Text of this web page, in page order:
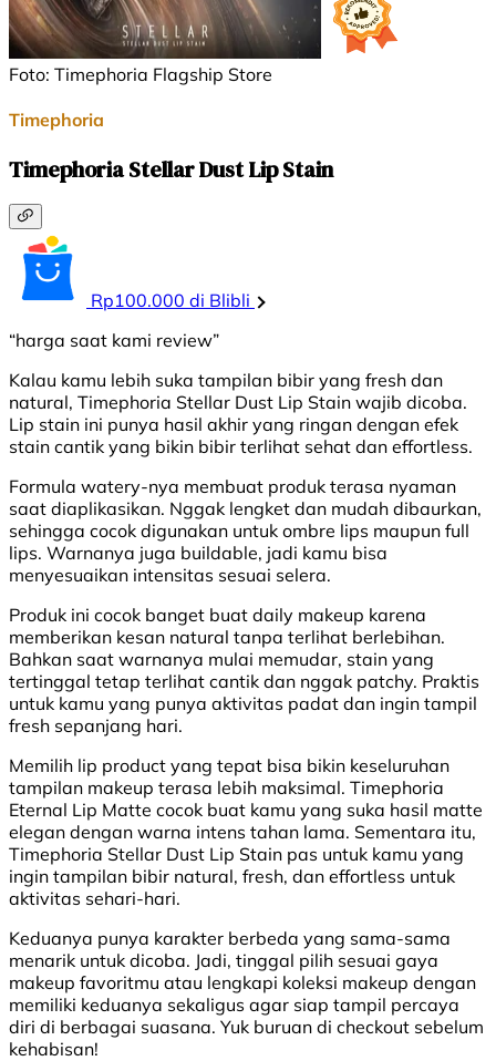
Foto: Timephoria Flagship Store
Timephoria
Timephoria Stellar Dust Lip Stain
Rp100.000 di Blibli
“harga saat kami review”
Kalau kamu lebih suka tampilan bibir yang fresh dan
natural, Timephoria Stellar Dust Lip Stain wajib dicoba.
Lip stain ini punya hasil akhir yang ringan dengan efek
stain cantik yang bikin bibir terlihat sehat dan effortless.
Formula watery-nya membuat produk terasa nyaman
saat diaplikasikan. Nggak lengket dan mudah dibaurkan,
sehingga cocok digunakan untuk ombre lips maupun full
lips. Warnanya juga buildable, jadi kamu bisa
menyesuaikan intensitas sesuai selera.
Produk ini cocok banget buat daily makeup karena
memberikan kesan natural tanpa terlihat berlebihan.
Bahkan saat warnanya mulai memudar, stain yang
tertinggal tetap terlihat cantik dan nggak patchy. Praktis
untuk kamu yang punya aktivitas padat dan ingin tampil
fresh sepanjang hari.
Memilih lip product yang tepat bisa bikin keseluruhan
tampilan makeup terasa lebih maksimal. Timephoria
Eternal Lip Matte cocok buat kamu yang suka hasil matte
elegan dengan warna intens tahan lama. Sementara itu,
Timephoria Stellar Dust Lip Stain pas untuk kamu yang
ingin tampilan bibir natural, fresh, dan effortless untuk
aktivitas sehari-hari.
Keduanya punya karakter berbeda yang sama-sama
menarik untuk dicoba. Jadi, tinggal pilih sesuai gaya
makeup favoritmu atau lengkapi koleksi makeup dengan
memiliki keduanya sekaligus agar siap tampil percaya
diri di berbagai suasana. Yuk buruan di checkout sebelum
kehabisan!